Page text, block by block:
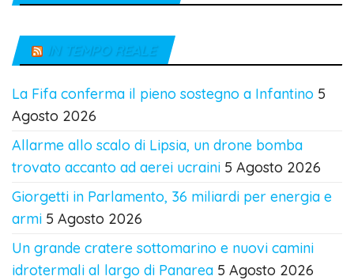
IN TEMPO REALE
La Fifa conferma il pieno sostegno a Infantino 5
Agosto 2026
Allarme allo scalo di Lipsia, un drone bomba
trovato accanto ad aerei ucraini 5 Agosto 2026
Giorgetti in Parlamento, 36 miliardi per energia e
armi 5 Agosto 2026
Un grande cratere sottomarino e nuovi camini
idrotermali al largo di Panarea 5 Agosto 2026